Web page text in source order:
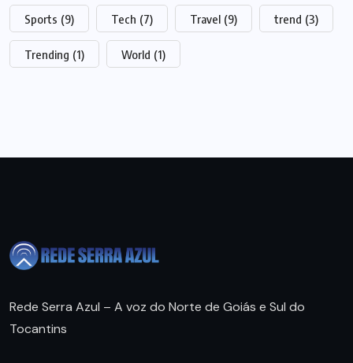
Sports (9) Tech (7) Travel (9) trend (3)
Trending (1) World (1)
Rede Serra Azul – A voz do Norte de Goiás e Sul do
Tocantins